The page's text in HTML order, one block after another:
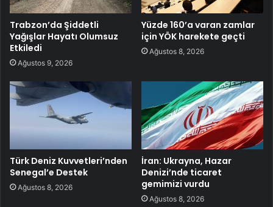
Trabzon’da Şiddetli
Yağışlar Hayatı Olumsuz
Etkiledi
Ağustos 9, 2026
Yüzde 160’a varan zamlar
için YÖK harekete geçti
Ağustos 8, 2026
Türk Deniz Kuvvetleri’nden
Senegal’e Destek
Ağustos 8, 2026
İran: Ukrayna, Hazar
Denizi’nde ticaret
gemimizi vurdu
Ağustos 8, 2026